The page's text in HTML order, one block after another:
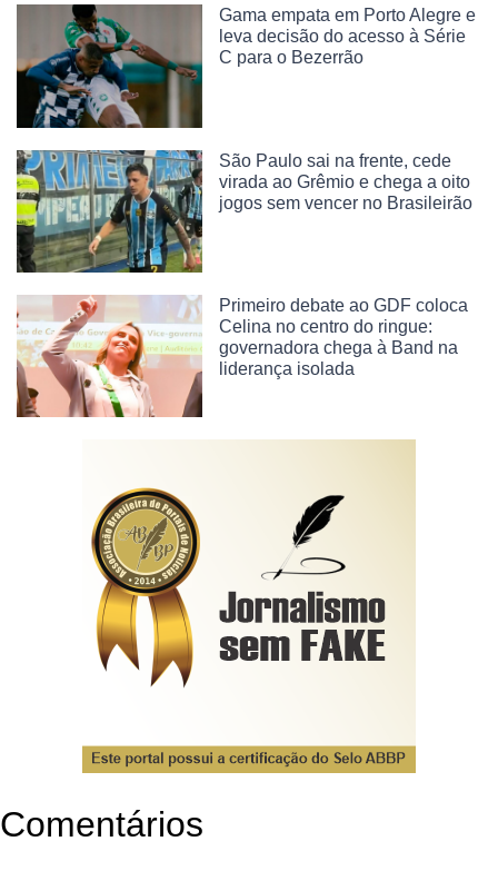
Gama empata em Porto Alegre e
leva decisão do acesso à Série
C para o Bezerrão
São Paulo sai na frente, cede
virada ao Grêmio e chega a oito
jogos sem vencer no Brasileirão
Primeiro debate ao GDF coloca
Celina no centro do ringue:
governadora chega à Band na
liderança isolada
Comentários